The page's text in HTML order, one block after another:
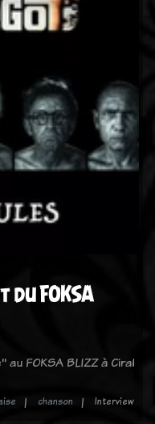
du FOKSA
FOKSA BLIZZ à Ciral
chanson Interview